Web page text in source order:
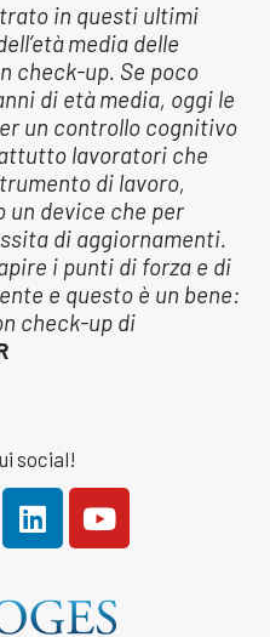
in questi ultimi
media delle
check-up. Se poco
di età media, oggi le
un controllo cognitivo
lavoratori che
di lavoro,
un device che per
di aggiornamenti.
i punti di forza e di
e questo è un bene:
check-up di
social!